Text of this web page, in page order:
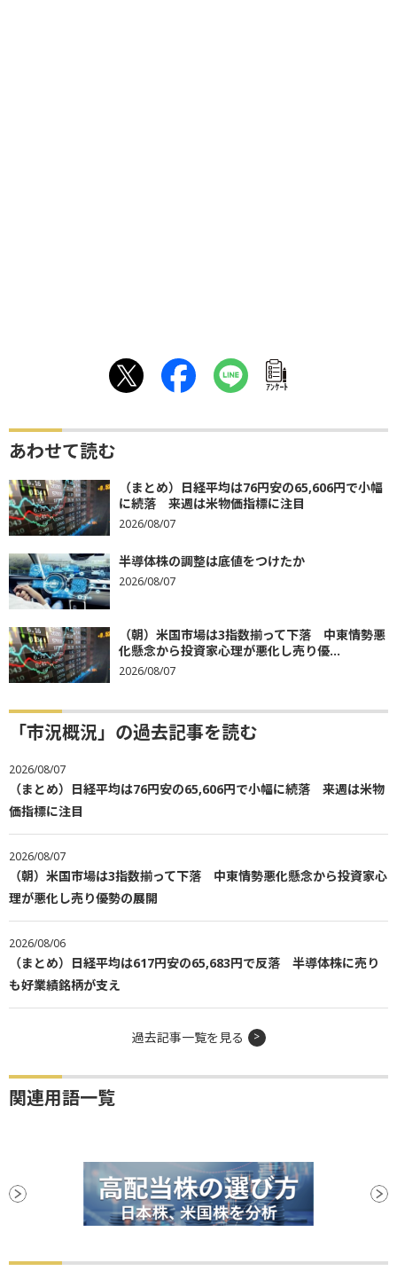
ｱﾝｹｰﾄ
あわせて読む
（まとめ）日経平均は76円安の65,606円で小幅
に続落 来週は米物価指標に注目
2026/08/07
半導体株の調整は底値をつけたか
2026/08/07
（朝）米国市場は3指数揃って下落 中東情勢悪
化懸念から投資家心理が悪化し売り優...
2026/08/07
「市況概況」の過去記事を読む
2026/08/07
（まとめ）日経平均は76円安の65,606円で小幅に続落 来週は米物
価指標に注目
2026/08/07
（朝）米国市場は3指数揃って下落 中東情勢悪化懸念から投資家心
理が悪化し売り優勢の展開
2026/08/06
（まとめ）日経平均は617円安の65,683円で反落 半導体株に売り
も好業績銘柄が支え
過去記事一覧を見る
関連用語一覧